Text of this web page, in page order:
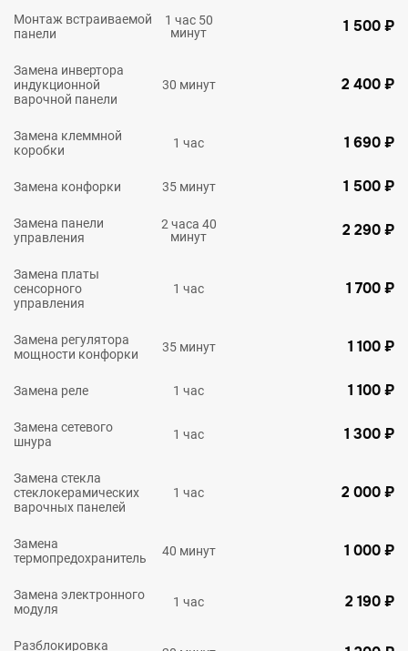
Монтаж встраиваемой
панели
1 час 50
минут
1 500 ₽
Замена инвертора
индукционной
варочной панели
30 минут 2 400 ₽
Замена клеммной
коробки
1 час 1 690 ₽
Замена конфорки 35 минут 1 500 ₽
Замена панели
управления
2 часа 40
минут
2 290 ₽
Замена платы
сенсорного
управления
1 час 1 700 ₽
Замена регулятора
мощности конфорки
35 минут 1 100 ₽
Замена реле 1 час 1 100 ₽
Замена сетевого
шнура
1 час 1 300 ₽
Замена стекла
стеклокерамических
варочных панелей
1 час 2 000 ₽
Замена
термопредохранитель
40 минут 1 000 ₽
Замена электронного
модуля
1 час 2 190 ₽
Разблокировка